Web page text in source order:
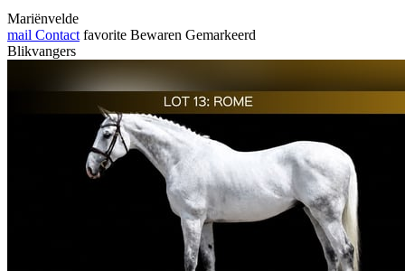
Mariënvelde
mail Contact favorite Bewaren Gemarkeerd
Blikvangers